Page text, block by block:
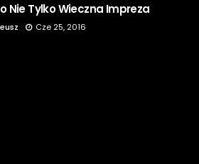
Nie Tylko Wieczna Impreza
Cze 25, 2016